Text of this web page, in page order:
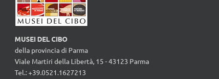
MUSEI DEL CIBO
della provincia di Parma
Viale Martiri della Libertà, 15 - 43123 Parma
Tel.: +39.0521.1627213